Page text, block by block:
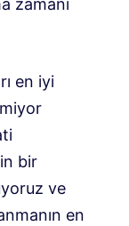
zamanı
en iyi
bir
ve
en